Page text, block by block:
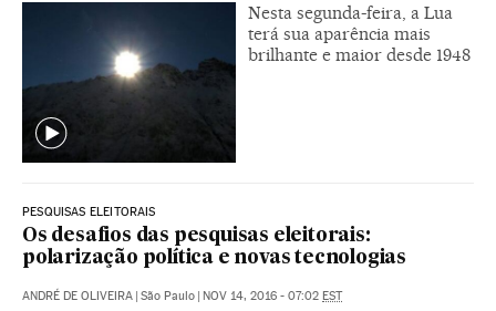
Nesta segunda-feira, a Lua
terá sua aparência mais
brilhante e maior desde 1948
PESQUISAS ELEITORAIS
Os desafios das pesquisas eleitorais:
polarização política e novas tecnologias
ANDRÉ DE OLIVEIRA | São Paulo | NOV 14, 2016 - 07:02 EST